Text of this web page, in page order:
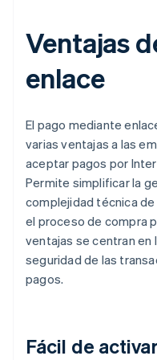
Ventajas
enlace
El pago mediante
varias ventajas a las
aceptar pagos por
Permite simplificar la
complejidad técnica
el proceso de compra
ventajas se centran en
seguridad de las
pagos.
Fácil de